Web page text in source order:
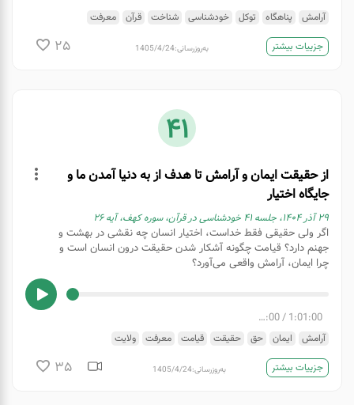
آرامش پناهگاه توکل خودشناسی شناخت قرآن معرفت
جزییات بیشتر به‌روزرسانی:1405/4/24
25
41
از حقیقت ایمان و آرامش تا هدف از به دنیا آمدن ما و
جایگاه اختیار
۲۹ آذر ۱۴۰۴، جلسه ۴۱ خودشناسی در قرآن، سوره کهف، آیه ۲۶
اگر ولی حقیقی فقط خداست، اختیار انسان چه نقشی در بهشت و
جهنم دارد؟ قیامت چگونه آشکار شدن حقیقت درون انسان است و
چرا ایمان، آرامش واقعی می‌آورد؟
1:01:00
/
00:00
آرامش ایمان حق حقیقت قیامت معرفت ولایت
جزییات بیشتر به‌روزرسانی:1405/4/24
35